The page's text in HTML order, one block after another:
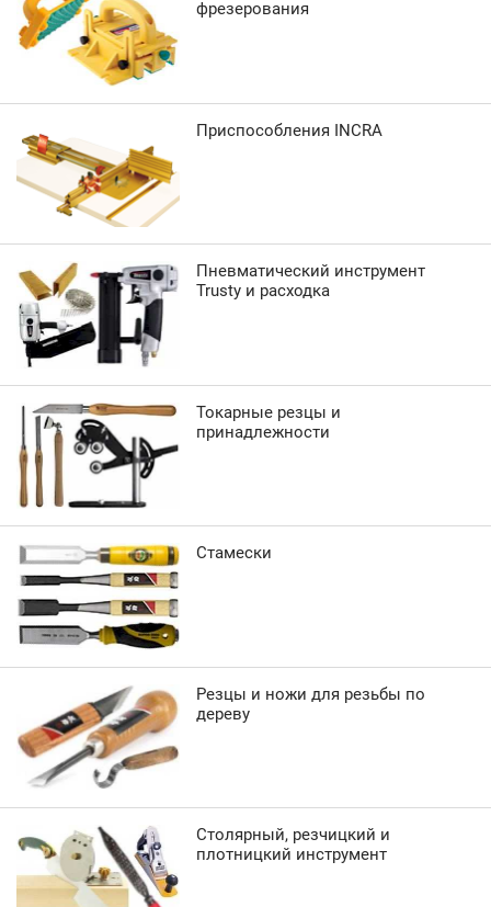
фрезерования
Приспособления INCRA
Пневматический инструмент
Trusty и расходка
Токарные резцы и
принадлежности
Стамески
Резцы и ножи для резьбы по
дереву
Столярный, резчицкий и
плотницкий инструмент